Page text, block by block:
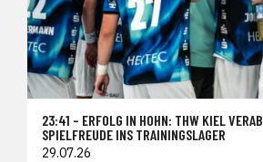
23:41 – ERFOLG IN HOHN: THW KIEL
SPIELFREUDE INS TRAININGSLAGER
29.07.26